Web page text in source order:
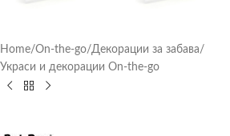
Home/On-the-go/Декорации за забава/
Украси и декорации On-the-go